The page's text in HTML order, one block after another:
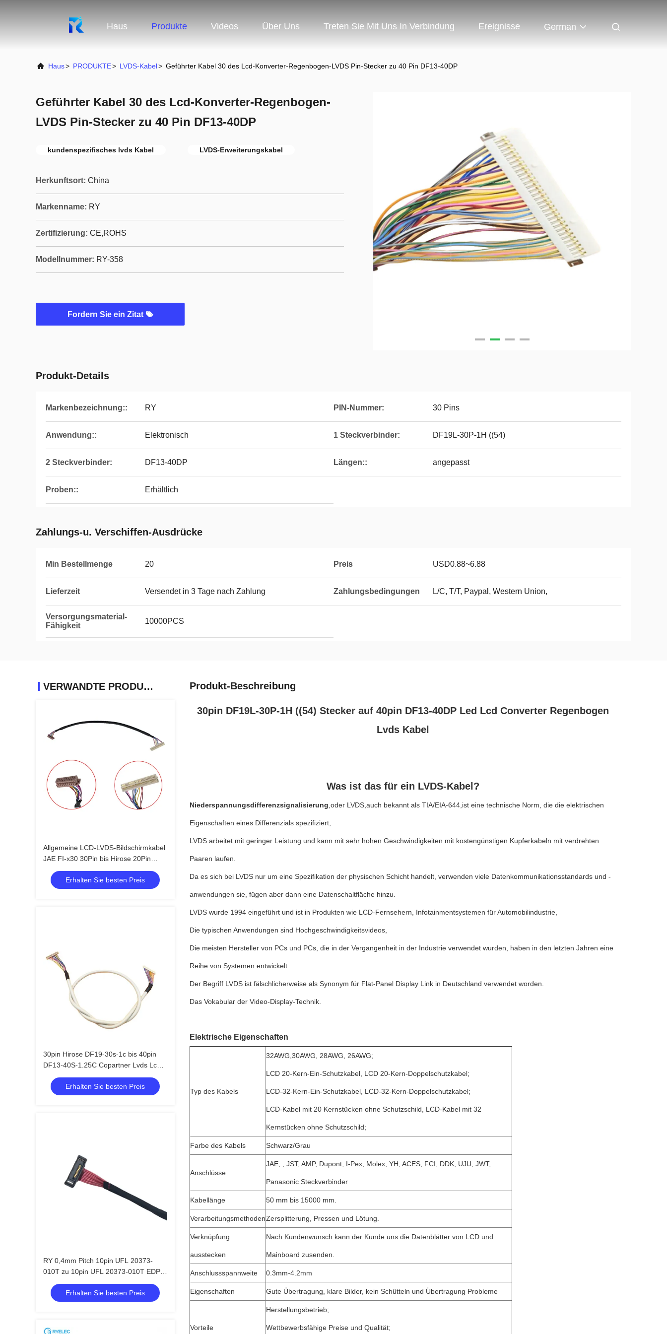
Haus Produkte Videos Über Uns Treten Sie Mit Uns In Verbindung Ereignisse German
Haus> PRODUKTE> LVDS-Kabel> Geführter Kabel 30 des Lcd-Konverter-Regenbogen-LVDS Pin-Stecker zu 40 Pin DF13-40DP
Geführter Kabel 30 des Lcd-Konverter-Regenbogen-
LVDS Pin-Stecker zu 40 Pin DF13-40DP
kundenspezifisches lvds Kabel LVDS-Erweiterungskabel
Herkunftsort: China
Markenname: RY
Zertifizierung: CE,ROHS
Modellnummer: RY-358
Fordern Sie ein Zitat
Produkt-Details
Markenbezeichnung:: RY PIN-Nummer: 30 Pins
Anwendung:: Elektronisch 1 Steckverbinder: DF19L-30P-1H ((54)
2 Steckverbinder: DF13-40DP Längen:: angepasst
Proben:: Erhältlich
Zahlungs-u. Verschiffen-Ausdrücke
Min Bestellmenge 20 Preis USD0.88~6.88
Lieferzeit Versendet in 3 Tage nach Zahlung Zahlungsbedingungen L/C, T/T, Paypal, Western Union,
Versorgungsmaterial-
Fähigkeit
10000PCS
VERWANDTE PRODUKTE
Allgemeine LCD-LVDS-Bildschirmkabel
JAE FI-x30 30Pin bis Hirose 20Pin
DF13 verdreht 20276 Schilddraht für
FahrplankErhalten Sie besten Preis
30pin Hirose DF19-30s-1c bis 40pin
DF13-40S-1.25C Copartner Lvds Lcd
Kabel
Erhalten Sie besten Preis
RY 0,4mm Pitch 10pin UFL 20373-
010T zu 10pin UFL 20373-010T EDP
Micro-Koaxialkabel AWG36 LVDS-
Kabelkonfektion
Erhalten Sie besten Preis
Produkt-Beschreibung
30pin DF19L-30P-1H ((54) Stecker auf 40pin DF13-40DP Led Lcd Converter Regenbogen
Lvds Kabel
Was ist das für ein LVDS-Kabel?
Niederspannungsdifferenzsignalisierung ,oder LVDS,auch bekannt als TIA/EIA-644,ist eine technische Norm, die die elektrischen
Eigenschaften eines Differenzials spezifiziert,
LVDS arbeitet mit geringer Leistung und kann mit sehr hohen Geschwindigkeiten mit kostengünstigen Kupferkabeln mit verdrehten
Paaren laufen.
Da es sich bei LVDS nur um eine Spezifikation der physischen Schicht handelt, verwenden viele Datenkommunikationsstandards und -
anwendungen sie, fügen aber dann eine Datenschaltfläche hinzu.
LVDS wurde 1994 eingeführt und ist in Produkten wie LCD-Fernsehern, Infotainmentsystemen für Automobilindustrie,
Die typischen Anwendungen sind Hochgeschwindigkeitsvideos,
Die meisten Hersteller von PCs und PCs, die in der Vergangenheit in der Industrie verwendet wurden, haben in den letzten Jahren eine
Reihe von Systemen entwickelt.
Der Begriff LVDS ist fälschlicherweise als Synonym für Flat-Panel Display Link in Deutschland verwendet worden.
Das Vokabular der Video-Display-Technik.
Elektrische Eigenschaften
Typ des Kabels
32AWG,30AWG, 28AWG, 26AWG;
LCD 20-Kern-Ein-Schutzkabel, LCD 20-Kern-Doppelschutzkabel;
LCD-32-Kern-Ein-Schutzkabel, LCD-32-Kern-Doppelschutzkabel;
LCD-Kabel mit 20 Kernstücken ohne Schutzschild, LCD-Kabel mit 32
Kernstücken ohne Schutzschild;
Farbe des Kabels Schwarz/Grau
Anschlüsse
JAE, , JST, AMP, Dupont, I-Pex, Molex, YH, ACES, FCI, DDK, UJU, JWT,
Panasonic Steckverbinder
Kabellänge 50 mm bis 15000 mm.
VerarbeitungsmethodenZersplitterung, Pressen und Lötung.
Verknüpfung
ausstecken
Nach Kundenwunsch kann der Kunde uns die Datenblätter von LCD und
Mainboard zusenden.
Anschlussspannweite 0.3mm-4.2mm
Eigenschaften Gute Übertragung, klare Bilder, kein Schütteln und Übertragung Probleme
Vorteile
Herstellungsbetrieb;
Wettbewerbsfähige Preise und Qualität;